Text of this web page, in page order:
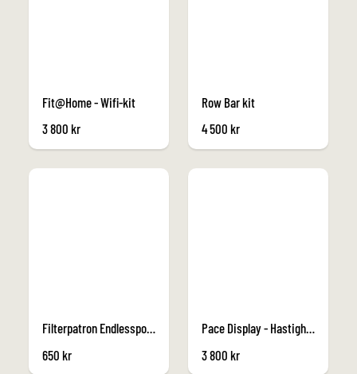
Fit@Home - Wifi-kit
3 800 kr
Row Bar kit
4 500 kr
Filterpatron Endlesspools fitness
650 kr
Pace Display - Hastighetsmätare
3 800 kr